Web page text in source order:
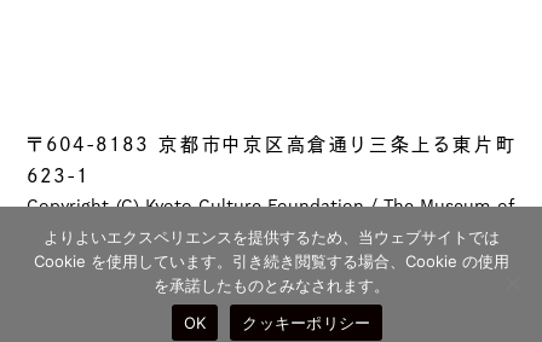
よりよいエクスペリエンスを提供するため、当ウェブサイトでは
Cookie を使用しています。引き続き閲覧する場合、Cookie の使用
を承諾したものとみなされます。
OK
クッキーポリシー
〒604-8183 京都市中京区高倉通り三条上る東片町
623-1
Copyright (C) Kyoto Culture Foundation / The Museum of
Kyoto All rights reserved.